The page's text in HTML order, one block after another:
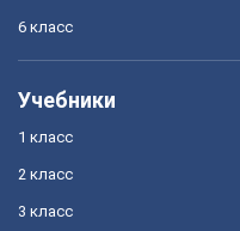
6 класс
Учебники
1 класс
2 класс
3 класс